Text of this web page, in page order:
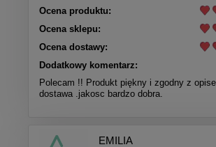
Ocena produktu:
Ocena sklepu:
Ocena dostawy:
Dodatkowy komentarz:
Polecam !! Produkt piękny i zgodny z
dostawa .jakosc bardzo dobra.
EMILIA